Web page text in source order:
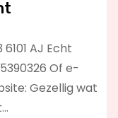
AJ Echt
Of e-
Gezellig wat